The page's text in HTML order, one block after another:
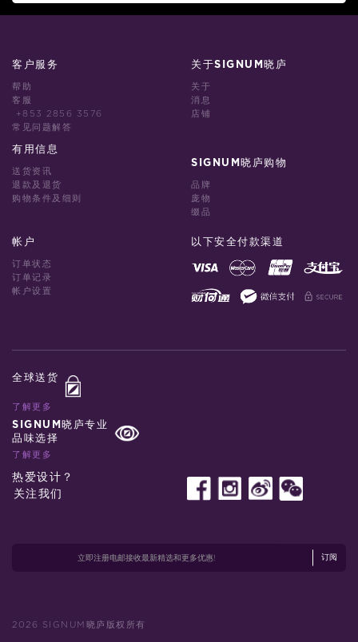
客户服务
帮助
客服
+853 2856 3576
常见问题解答
有用信息
送货资讯
退款及退货
购物条件及细则
关于SIGNUM晓庐
关于
消息
店铺
SIGNUM晓庐购物
品牌
庞物
缀品
帐户
订单状态
订单记录
帐户设置
以下安全付款渠道
全球送货
了解更多
SIGNUM晓庐专业
品味选择
了解更多
热爱设计？
关注我们
订阅
2026 SIGNUM晓庐版权所有